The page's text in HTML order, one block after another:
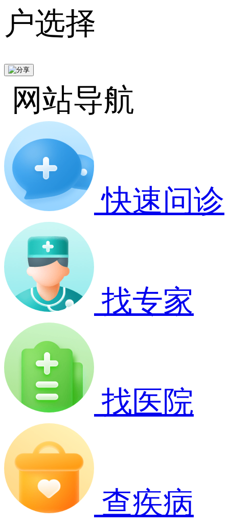
户选择
网站导航
快速问诊
找专家
找医院
查疾病